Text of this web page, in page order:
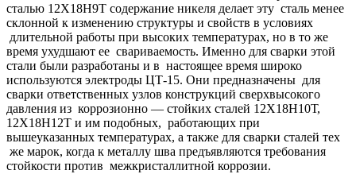
сталью 12Х18Н9Т содержание никеля делает эту сталь менее
склонной к изменению структуры и свойств в условиях
длительной работы при высоких температурах, но в то же
время ухудшают ее свариваемость. Именно для сварки этой
стали были разработаны и в настоящее время широко
используются электроды ЦТ-15. Они предназначены для
сварки ответственных узлов конструкций сверхвысокого
давления из коррозионно — стойких сталей 12Х18Н10Т,
12Х18Н12Т и им подобных, работающих при
вышеуказанных температурах, а также для сварки сталей тех
же марок, когда к металлу шва предъявляются требования
стойкости против межкристаллитной коррозии.